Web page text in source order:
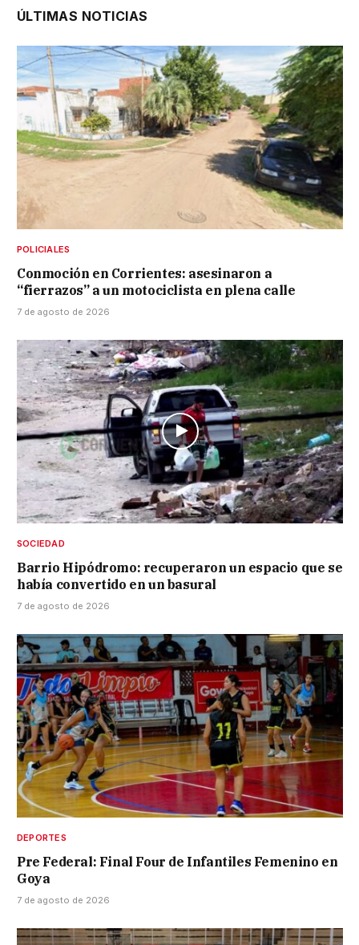
ÚLTIMAS NOTICIAS
POLICIALES
Conmoción en Corrientes: asesinaron a
“fierrazos” a un motociclista en plena calle
7 de agosto de 2026
SOCIEDAD
Barrio Hipódromo: recuperaron un espacio que se
había convertido en un basural
7 de agosto de 2026
DEPORTES
Pre Federal: Final Four de Infantiles Femenino en
Goya
7 de agosto de 2026